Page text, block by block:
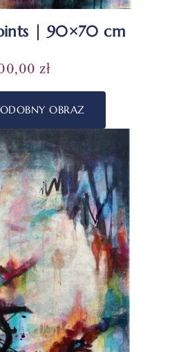
| 90×70 cm
zł
OBRAZ